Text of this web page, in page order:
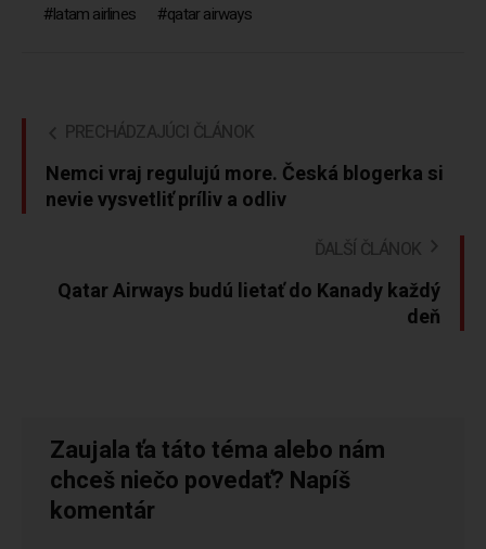
latam airlines
qatar airways
PRECHÁDZAJÚCI ČLÁNOK
Nemci vraj regulujú more. Česká blogerka si
nevie vysvetliť príliv a odliv
ĎALŠÍ ČLÁNOK
Qatar Airways budú lietať do Kanady každý
deň
Zaujala ťa táto téma alebo nám
chceš niečo povedať? Napíš
komentár